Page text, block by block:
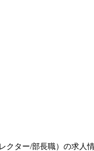
クター/部長職）の求人